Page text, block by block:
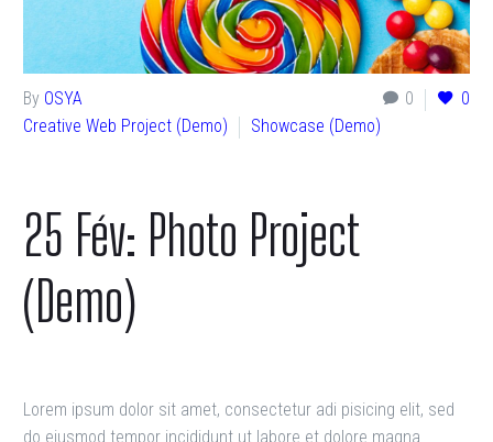
0 0
By OSYA
Creative Web Project (Demo)
Showcase (Demo)
25 Fév: Photo Project
(Demo)
Lorem ipsum dolor sit amet, consectetur adi pisicing elit, sed
do eiusmod tempor incididunt ut labore et dolore magna